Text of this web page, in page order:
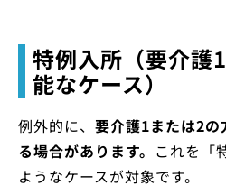
特例入所（要介護
能なケース）
例外的に、 要介護1または2
る場合があります。 これを「
ようなケースが対象です。